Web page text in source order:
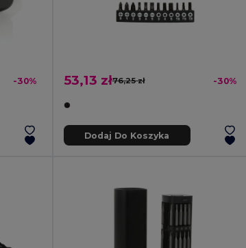
-30% 53,13 zł76,25 zł -30%
Dodaj Do Koszyka